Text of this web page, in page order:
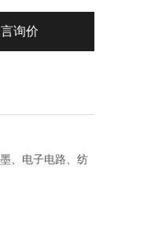
询价
、电子电路、纺